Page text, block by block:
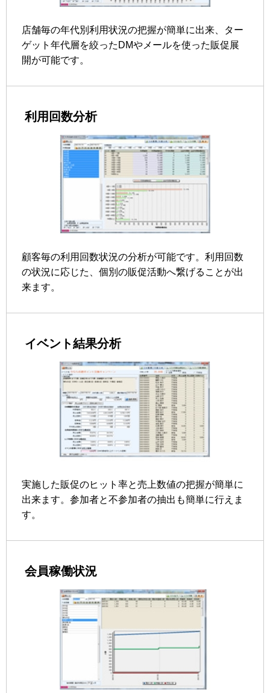
店舗毎の年代別利用状況の把握が簡単に出来、ター
ゲット年代層を絞ったDMやメールを使った販促展
開が可能です。
利用回数分析
顧客毎の利用回数状況の分析が可能です。利用回数
の状況に応じた、個別の販促活動へ繋げることが出
来ます。
イベント結果分析
実施した販促のヒット率と売上数値の把握が簡単に
出来ます。参加者と不参加者の抽出も簡単に行えま
す。
会員稼働状況